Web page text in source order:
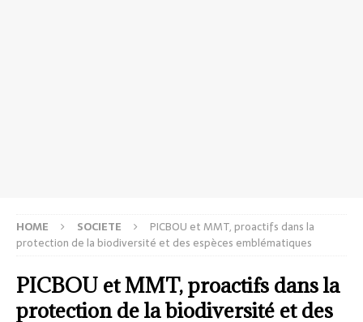
HOME SOCIETE
PICBOU et MMT, proactifs dans la
protection de la biodiversité et des espèces emblématiques
PICBOU et MMT, proactifs dans la
protection de la biodiversité et des